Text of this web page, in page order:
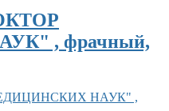
, фрачный,